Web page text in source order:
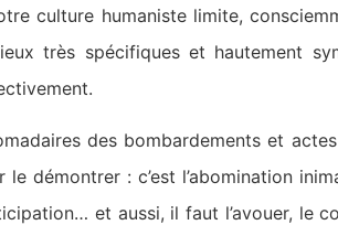
culture humaniste limite,
très spécifiques et hautement
des bombardements et
démontrer : c’est l’abomination
et aussi, il faut l’avouer, le